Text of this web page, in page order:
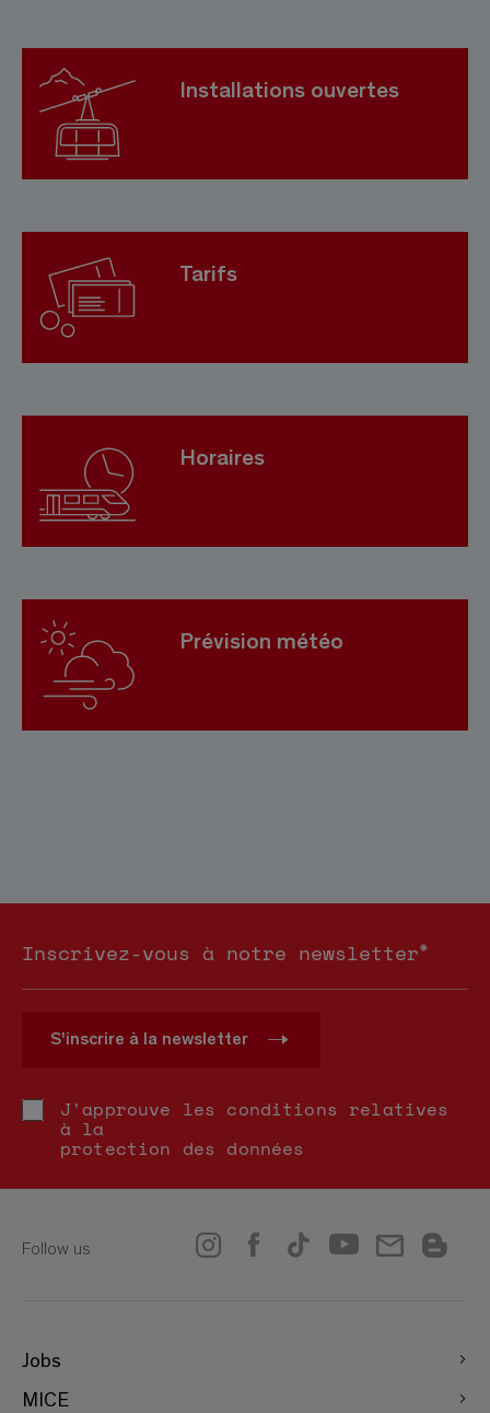
Installations ouvertes
Tarifs
Horaires
Prévision météo
Inscrivez-vous à notre newsletter*
S'inscrire à la newsletter
J'approuve les conditions relatives
à la
protection des données
Follow us
Jobs
MICE